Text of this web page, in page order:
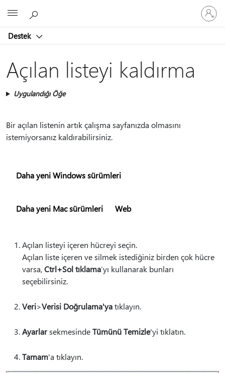
Destek
oturum
açın
Açılan listeyi kaldırma
Uygulandığı Öğe
Bir açılan listenin artık çalışma sayfanızda olmasını
istemiyorsanız kaldırabilirsiniz.
Daha yeni Windows sürümleri
Daha yeni Mac sürümleri Web
Açılan listeyi içeren hücreyi seçin.
Açılan liste içeren ve silmek istediğiniz birden çok hücre
varsa,Ctrl+Sol tıklama’yı kullanarak bunları
seçebilirsiniz.
Veri>Verisi Doğrulama'yatıklayın.
AyarlarsekmesindeTümünü Temizle'yi tıklatın.
Tamam'a tıklayın.